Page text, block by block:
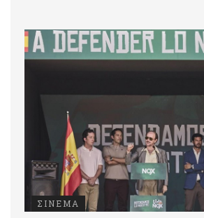
ΣΙΝΕΜΑ